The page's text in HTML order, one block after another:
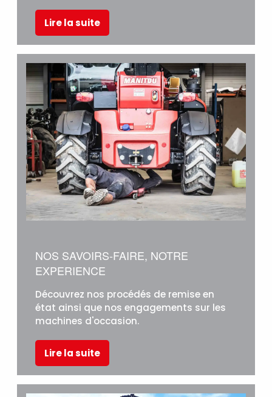
EXPERIENCE
Découvrez nos procédés de remise en
état ainsi que nos engagements sur les
machines d'occasion.